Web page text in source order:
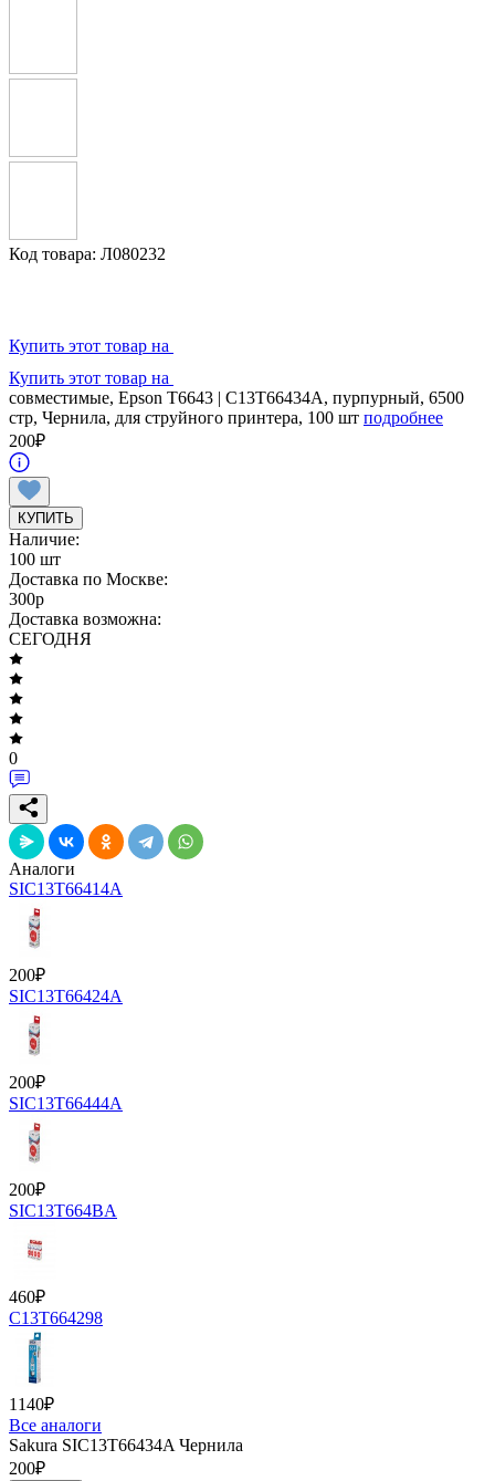
Код товара: Л080232
Купить этот товар на
Купить этот товар на
совместимые, Epson T6643 | C13T66434A, пурпурный, 6500
стр, Чернила, для струйного принтера, 100 шт подробнее
200₽
КУПИТЬ
Наличие:
100 шт
Доставка по Москве:
300p
Доставка возможна:
СЕГОДНЯ
0
Аналоги
SIC13T66414A
200₽
SIC13T66424A
200₽
SIC13T66444A
200₽
SIC13T664BA
460₽
C13T664298
1140₽
Все аналоги
Sakura SIC13T66434A Чернила
200₽